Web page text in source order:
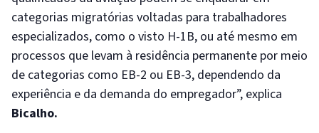
categorias migratórias voltadas para trabalhadores
especializados, como o visto H-1B, ou até mesmo em
processos que levam à residência permanente por meio
de categorias como EB-2 ou EB-3, dependendo da
experiência e da demanda do empregador”, explica
Bicalho.